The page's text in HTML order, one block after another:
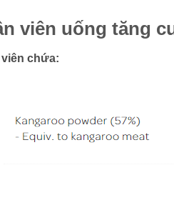
viên uống tăng
chứa: